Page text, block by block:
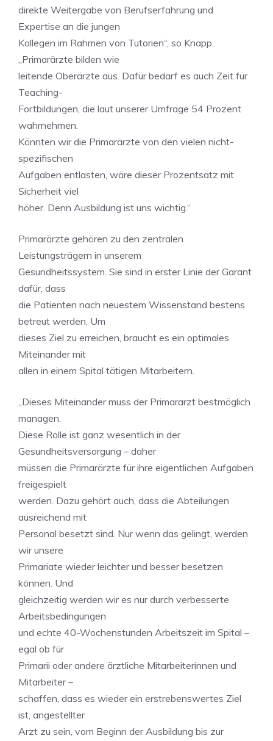
direkte Weitergabe von Berufserfahrung und
Expertise an die jungen
Kollegen im Rahmen von Tutorien“, so Knapp.
„Primarärzte bilden wie
leitende Oberärzte aus. Dafür bedarf es auch Zeit für
Teaching-
Fortbildungen, die laut unserer Umfrage 54 Prozent
wahrnehmen.
Könnten wir die Primarärzte von den vielen nicht-
spezifischen
Aufgaben entlasten, wäre dieser Prozentsatz mit
Sicherheit viel
höher. Denn Ausbildung ist uns wichtig.“
Primarärzte gehören zu den zentralen
Leistungsträgern in unserem
Gesundheitssystem. Sie sind in erster Linie der Garant
dafür, dass
die Patienten nach neuestem Wissenstand bestens
betreut werden. Um
dieses Ziel zu erreichen, braucht es ein optimales
Miteinander mit
allen in einem Spital tätigen Mitarbeitern.
„Dieses Miteinander muss der Primararzt bestmöglich
managen.
Diese Rolle ist ganz wesentlich in der
Gesundheitsversorgung – daher
müssen die Primarärzte für ihre eigentlichen Aufgaben
freigespielt
werden. Dazu gehört auch, dass die Abteilungen
ausreichend mit
Personal besetzt sind. Nur wenn das gelingt, werden
wir unsere
Primariate wieder leichter und besser besetzen
können. Und
gleichzeitig werden wir es nur durch verbesserte
Arbeitsbedingungen
und echte 40-Wochenstunden Arbeitszeit im Spital –
egal ob für
Primarii oder andere ärztliche Mitarbeiterinnen und
Mitarbeiter –
schaffen, dass es wieder ein erstrebenswertes Ziel
ist, angestellter
Arzt zu sein, vom Beginn der Ausbildung bis zur